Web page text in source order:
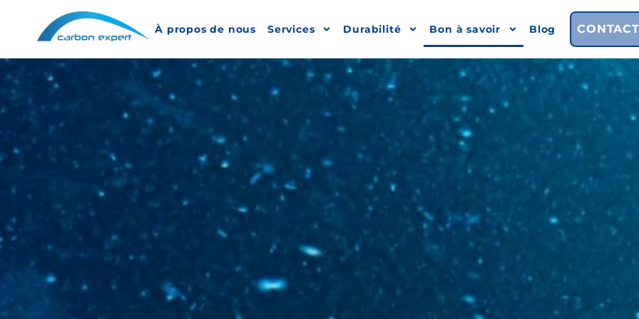
À propos de nous Services Durabilité Bon à savoir Blog CONTACT